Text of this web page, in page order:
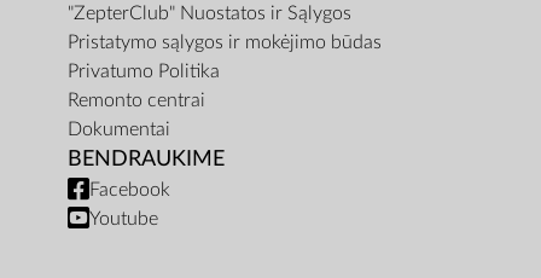
"ZepterClub" Nuostatos ir Sąlygos
Pristatymo sąlygos ir mokėjimo būdas
Privatumo Politika
Remonto centrai
Dokumentai
BENDRAUKIME
Facebook
Youtube